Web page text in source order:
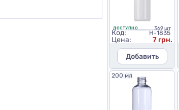
ДОСТУПНО 369 шт
Код: H-1835
Цена:
7 грн.
Добавить
200 мл